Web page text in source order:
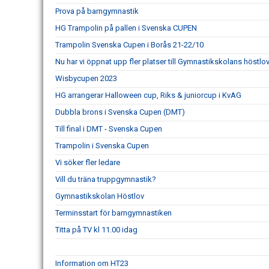
Prova på barngymnastik
HG Trampolin på pallen i Svenska CUPEN
Trampolin Svenska Cupen i Borås 21-22/10
Nu har vi öppnat upp fler platser till Gymnastikskolans
Wisbycupen 2023
HG arrangerar Halloween cup, Riks & juniorcup i KvAG
Dubbla brons i Svenska Cupen (DMT)
Till final i DMT - Svenska Cupen
Trampolin i Svenska Cupen
Vi söker fler ledare
Vill du träna truppgymnastik?
Gymnastikskolan Höstlov
Terminsstart för barngymnastiken
Titta på TV kl 11.00 idag
Information om HT23